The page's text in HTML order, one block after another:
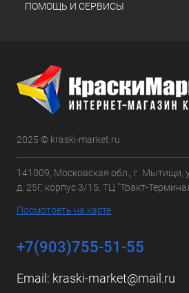
ПОМОЩЬ И СЕРВИСЫ
2025 © kraski-market.ru
141009, Московская обл., г. Мытищи,
д. 25Г, корпус 3/15, ТЦ "Тракт-
Посмотреть на карте
+7(903)755-51-55
Email: kraski-market@mail.ru